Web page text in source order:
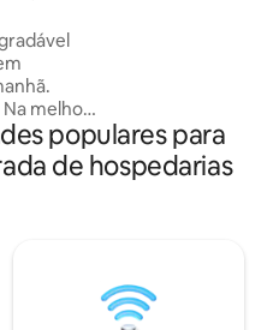
Bem
Noite
populares para
de hospedarias